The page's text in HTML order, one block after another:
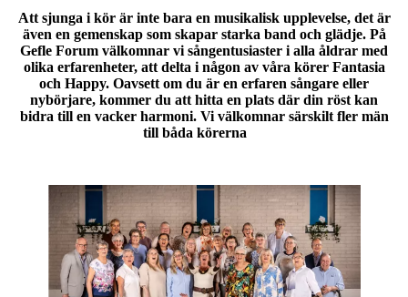
Att sjunga i kör är inte bara en musikalisk upplevelse, det är
även en gemenskap som skapar starka band och glädje. På
Gefle Forum välkomnar vi sångentusiaster i alla åldrar med
olika erfarenheter, att delta i någon av våra körer Fantasia
och Happy. Oavsett om du är en erfaren sångare eller
nybörjare, kommer du att hitta en plats där din röst kan
bidra till en vacker harmoni. Vi välkomnar särskilt fler män
till båda körerna